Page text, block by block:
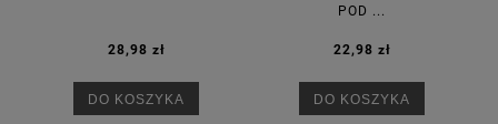
28,98 zł
DO KOSZYKA
POD ...
22,98 zł
DO KOSZYKA